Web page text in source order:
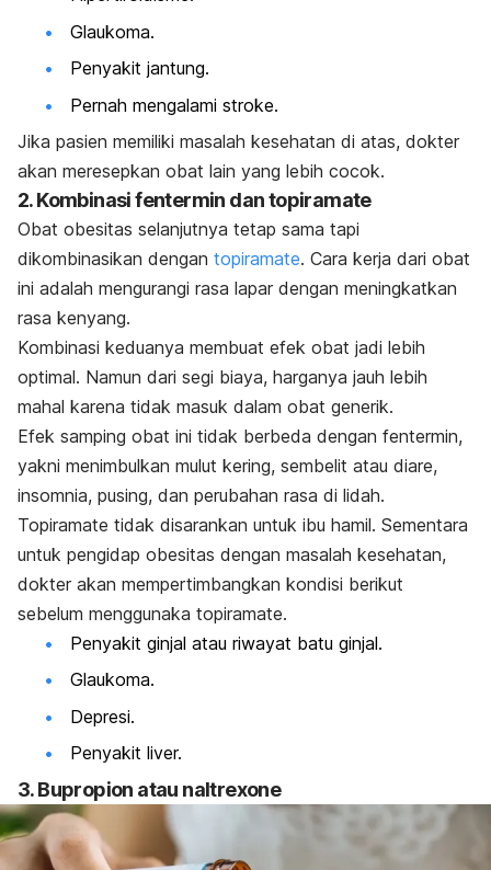
Glaukoma.
Penyakit jantung.
Pernah mengalami stroke.
Jika pasien memiliki masalah kesehatan di atas, dokter
akan meresepkan obat lain yang lebih cocok.
2. Kombinasi fentermin dantopiramate
Obat obesitas selanjutnya tetap sama tapi
dikombinasikan dengan topiramate. Cara kerja dari obat
ini adalah mengurangi rasa lapar dengan meningkatkan
rasa kenyang.
Kombinasi keduanya membuat efek obat jadi lebih
optimal. Namun dari segi biaya, harganya jauh lebih
mahal karena tidak masuk dalam obat generik.
Efek samping obat ini tidak berbeda dengan fentermin,
yakni menimbulkan mulut kering, sembelit atau diare,
insomnia, pusing, dan perubahan rasa di lidah.
Topiramate tidak disarankan untuk ibu hamil. Sementara
untuk pengidap obesitas dengan masalah kesehatan,
dokter akan mempertimbangkan kondisi berikut
sebelum menggunaka topiramate.
Penyakit ginjal atau riwayat batu ginjal.
Glaukoma.
Depresi.
Penyakit liver.
3. Bupropion atau naltrexone